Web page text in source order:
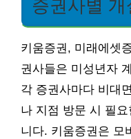
증권사별 개
키움증권, 미래에셋
권사들은 미성년자
각 증권사마다 비대
나 지점 방문 시 필
니다. 키움증권은 모